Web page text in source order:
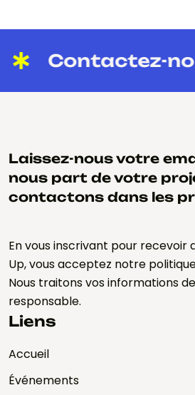
Contactez-
Laissez-nous votre
nous part de votre
contactons dans les
En vous inscrivant pour recevoir
Up, vous acceptez notre
Nous traitons vos informations
responsable.
Liens
Accueil
Événements